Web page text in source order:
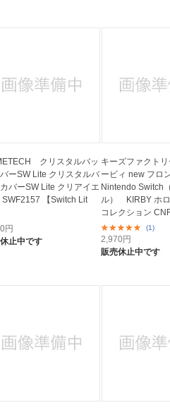
クリスタルバッ
ーSW Lite クリスタルバ
バーSW Lite クリアイエ
SWF2157 【Switch Lit
円
止中です
キーズファクト
ービィ new フロ
Nintendo Switch
ル） KIRBY ホロ
コレクション
(1)
2,970円
販売休止中です